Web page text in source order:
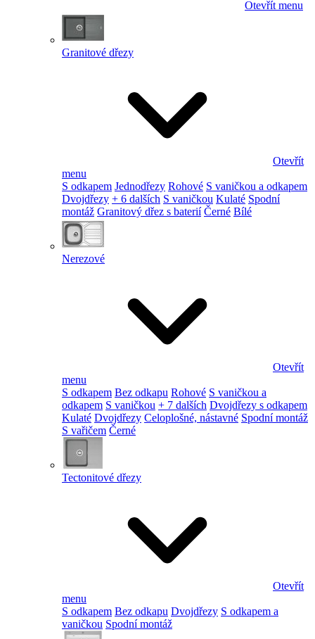
Otevřít menu
Granitové dřezy
Otevřít
menu
S odkapem Jednodřezy Rohové S vaničkou a odkapem
Dvojdřezy + 6 dalších S vaničkou Kulaté Spodní
montáž Granitový dřez s baterií Černé Bílé
Nerezové
Otevřít
menu
S odkapem Bez odkapu Rohové S vaničkou a
odkapem S vaničkou + 7 dalších Dvojdřezy s odkapem
Kulaté Dvojdřezy Celoplošné, nástavné Spodní montáž
S vařičem Černé
Tectonitové dřezy
Otevřít
menu
S odkapem Bez odkapu Dvojdřezy S odkapem a
vaničkou Spodní montáž